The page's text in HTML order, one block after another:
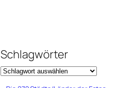
Schlagwörter